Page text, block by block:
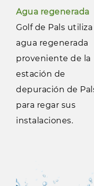
Agua regenerada
Golf de Pals utiliza
agua regenerada
proveniente de la
estación de
depuración de
para regar sus
instalaciones.